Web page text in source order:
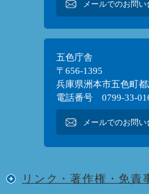
メールでのお問
五色庁舎
〒656-1395
兵庫県洲本市五色町
電話番号 0799-33-
メールでのお問
リンク・著作権・免責